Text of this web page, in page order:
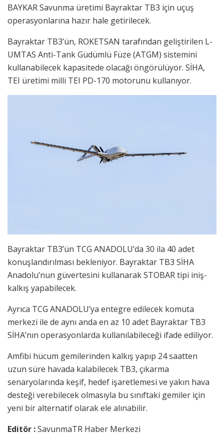
BAYKAR Savunma üretimi Bayraktar TB3 için uçuş
operasyonlarına hazır hale getirilecek.
Bayraktar TB3’ün, ROKETSAN tarafından geliştirilen L-
UMTAS Anti-Tank Güdümlü Füze (ATGM) sistemini
kullanabilecek kapasitede olacağı öngörülüyor. SİHA,
TEI üretimi milli TEI PD-170 motorunu kullanıyor.
Bayraktar TB3’ün TCG ANADOLU’da 30 ila 40 adet
konuşlandırılması bekleniyor. Bayraktar TB3 SİHA
Anadolu’nun güvertesini kullanarak STOBAR tipi iniş-
kalkış yapabilecek.
Ayrıca TCG ANADOLU’ya entegre edilecek komuta
merkezi ile de aynı anda en az 10 adet Bayraktar TB3
SİHA’nın operasyonlarda kullanılabileceği ifade ediliyor.
Amfibi hücum gemilerinden kalkış yapıp 24 saatten
uzun süre havada kalabilecek TB3, çıkarma
senaryolarında keşif, hedef işaretlemesi ve yakın hava
desteği verebilecek olmasıyla bu sınıftaki gemiler için
yeni bir alternatif olarak ele alınabilir.
Editör :SavunmaTR Haber Merkezi